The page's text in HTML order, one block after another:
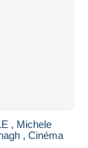
, Michele
, Cinéma